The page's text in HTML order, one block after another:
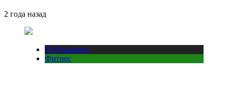
2 года назад
Публикации
Фитнес